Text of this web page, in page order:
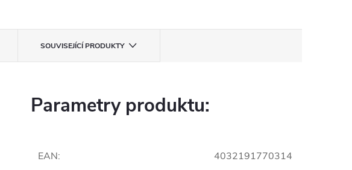
SOUVISEJÍCÍ PRODUKTY
Parametry produktu:
EAN: 4032191770314